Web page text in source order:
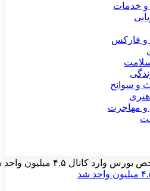
و خدمات
و فارکس
و سوانح
مهاجرت
وارد کانال ۴.۵ میلیون واحد شد